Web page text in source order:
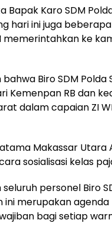
Karo SDM
hari ini juga
memerintahkan ke
Biro SDM Polda
Kemenpan RB dan
dalam capaian ZI
Makassar Utara
sosialisasi kelas
personel Biro
merupakan
bagi setiap